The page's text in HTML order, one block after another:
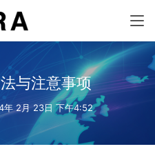
与注意事项
2月 23日 下午4:52